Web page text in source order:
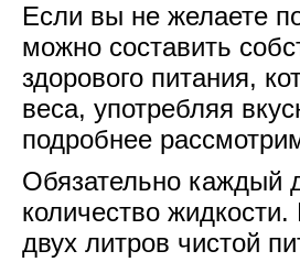
Если вы не желаете
можно составить
здорового питания,
веса, употребляя
подробнее
Обязательно каждый
количество
двух литров чистой